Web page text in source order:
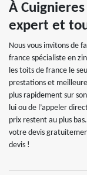
À
expert et
Nous vous invitons de
france spécialiste en
les toits de france le
prestations et
plus rapidement sur
lui ou de l’appeler
prix restent au plus
votre devis
devis !